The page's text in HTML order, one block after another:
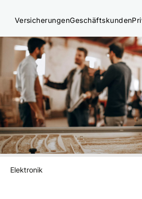
VersicherungenGeschäftskunden
Elektronik